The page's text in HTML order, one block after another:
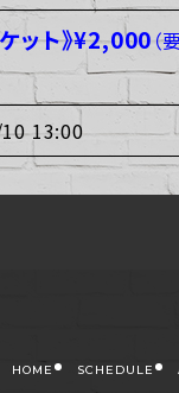
ット》¥2,000（
13:00
HOME SCHEDULE